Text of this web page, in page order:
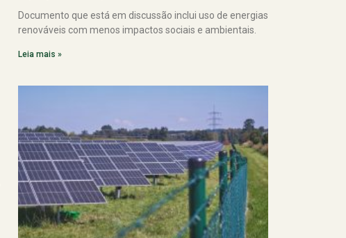
Documento que está em discussão inclui uso de energias
renováveis com menos impactos sociais e ambientais.
Leia mais »